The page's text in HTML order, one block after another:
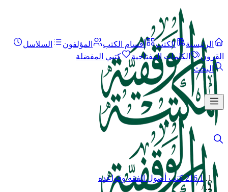
الرئيسية الكتب أقسام الكتب المؤلفون
السلاسل
القرون
الكلمات المفتاحية
كتبي المفضلة
البحث
216.1 كتب أصول الفقه وقواعده
/